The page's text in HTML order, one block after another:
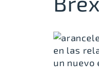
en las
un nuevo